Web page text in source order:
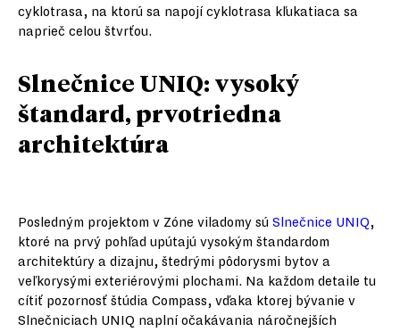
cyklotrasa, na ktorú sa napojí cyklotrasa kľukatiaca sa
naprieč celou štvrťou.
Slnečnice UNIQ: vysoký
štandard, prvotriedna
architektúra
Posledným projektom v Zóne viladomy sú Slnečnice UNIQ,
ktoré na prvý pohľad upútajú vysokým štandardom
architektúry a dizajnu, štedrými pôdorysmi bytov a
veľkorysými exteriérovými plochami. Na každom detaile tu
cítiť pozornosť štúdia Compass, vďaka ktorej bývanie v
Slnečniciach UNIQ naplní očakávania náročnejších